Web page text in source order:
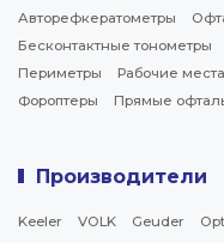
Авторефкератометры
Бесконтактные тонометры
Периметры
Рабочие
Фороптеры
Прямые
Производители
Keeler VOLK Geuder